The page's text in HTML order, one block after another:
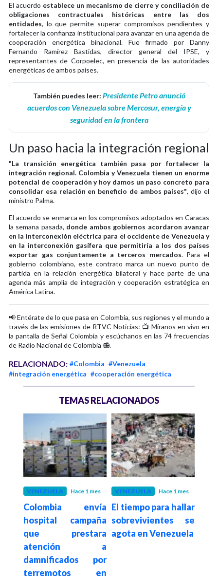
El acuerdo establece un mecanismo de cierre y conciliación de
obligaciones contractuales históricas entre las dos
entidades, lo que permite superar compromisos pendientes y
fortalecer la confianza institucional para avanzar en una agenda de
cooperación energética binacional. Fue firmado por Danny
Fernando Ramírez Bastidas, director general del IPSE, y
representantes de Corpoelec, en presencia de las autoridades
energéticas de ambos países.
También puedes leer: Presidente Petro anunció
acuerdos con Venezuela sobre Mercosur, energía y
seguridad en la frontera
Un paso hacia la integración regional
"La transición energética también pasa por fortalecer la
integración regional. Colombia y Venezuela tienen un enorme
potencial de cooperación y hoy damos un paso concreto para
consolidar esa relación en beneficio de ambos países", dijo el
ministro Palma.
El acuerdo se enmarca en los compromisos adoptados en Caracas
la semana pasada, donde ambos gobiernos acordaron avanzar
en la interconexión eléctrica para el occidente de Venezuela y
en la interconexión gasífera que permitiría a los dos países
exportar gas conjuntamente a terceros mercados. Para el
gobierno colombiano, este contrato marca un nuevo punto de
partida en la relación energética bilateral y hace parte de una
agenda más amplia de integración y cooperación estratégica en
América Latina.
📢 Entérate de lo que pasa en Colombia, sus regiones y el mundo a
través de las emisiones de RTVC Noticias: 📺 Míranos en vivo en
la pantalla de Señal Colombia y escúchanos en las 74 frecuencias
de Radio Nacional de Colombia 📻.
RELACIONADO: #Colombia #Venezuela
#integración energética #cooperación energética
TEMAS RELACIONADOS
VENEZUELA Hace 1 mes
Colombia envía
hospital campaña
que prestara
atención a
damnificados por
terremotos en
VENEZUELA Hace 1 mes
El tiempo para hallar
sobrevivientes se
agota en Venezuela